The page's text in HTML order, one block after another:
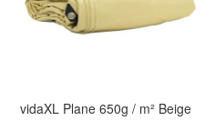
vidaXL Plane 650g / m² Beige